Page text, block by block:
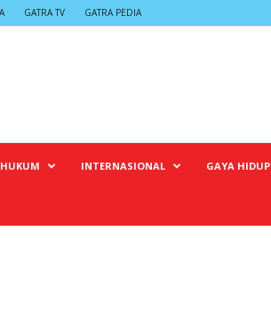
GATRA TV GATRA PEDIA
HUKUM INTERNASIONAL GAYA HIDUP